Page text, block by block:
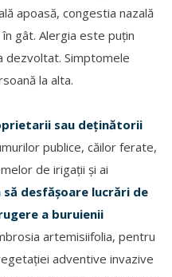
apoasă, congestia nazală
gât. Alergia este puțin
dezvoltat. Simptomele
la alta.
sau deținătorii
publice, căilor ferate,
de irigații și ai
desfășoare lucrări de
a buruienii
artemisiifolia, pentru
adventive invazive